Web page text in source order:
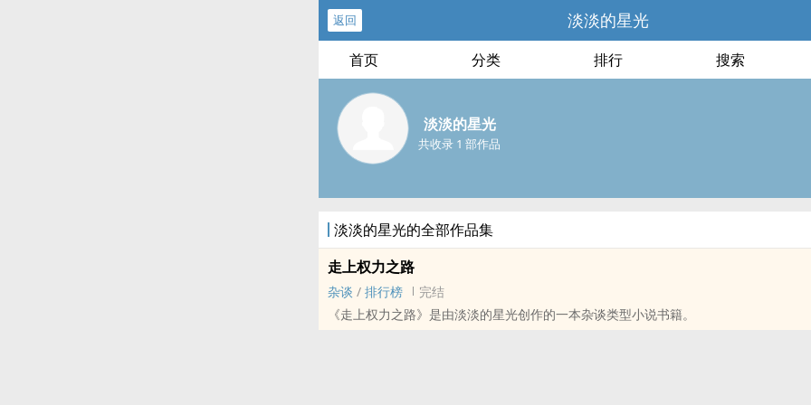
返回 淡淡的星光
首页 分类 排行 搜索
淡淡的星光
共收录 1 部作品
淡淡的星光的全部作品集
走上权力之路
杂谈 / 排行榜
完结
《走上权力之路》是由淡淡的星光创作的一本杂谈类型小说书籍。